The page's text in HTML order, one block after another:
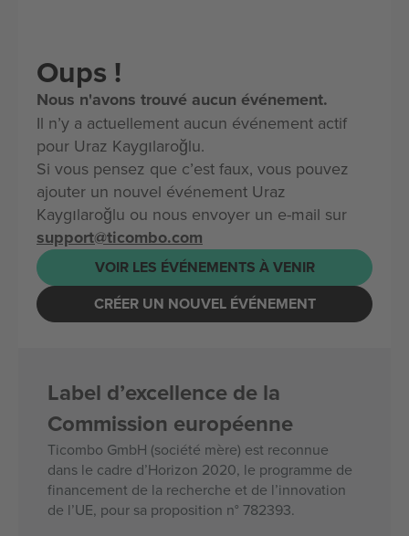
Oups !
Nous n'avons trouvé aucun événement.
Il n’y a actuellement aucun événement actif
pour Uraz Kaygılaroğlu.
Si vous pensez que c’est faux, vous pouvez
ajouter un nouvel événement Uraz
Kaygılaroğlu ou nous envoyer un e-mail sur
support@ticombo.com
VOIR LES ÉVÉNEMENTS À VENIR
CRÉER UN NOUVEL ÉVÉNEMENT
Label d’excellence de la
Commission européenne
Ticombo GmbH (société mère) est reconnue
dans le cadre d’Horizon 2020, le programme de
financement de la recherche et de l’innovation
de l’UE, pour sa proposition n° 782393.